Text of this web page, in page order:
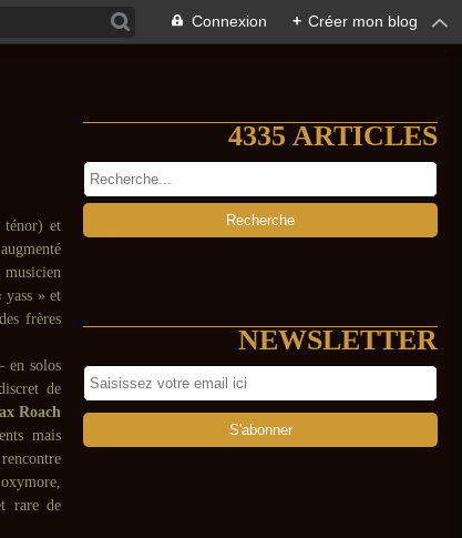
Connexion + Créer mon blog
ténor) et
musicien
yass » et
frères
en solos
de
Roach
mais
rare de
4335 ARTICLES
NEWSLETTER